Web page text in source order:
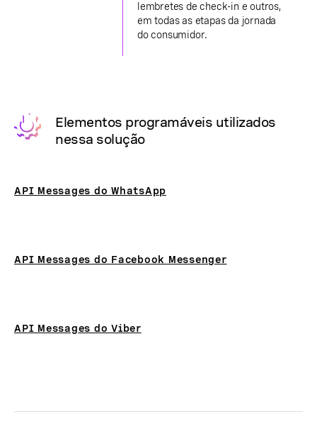
lembretes de check-in e outros,
em todas as etapas da jornada
do consumidor.
Elementos programáveis utilizados
nessa solução
API Messages do WhatsApp
API Messages do Facebook Messenger
API Messages do Viber